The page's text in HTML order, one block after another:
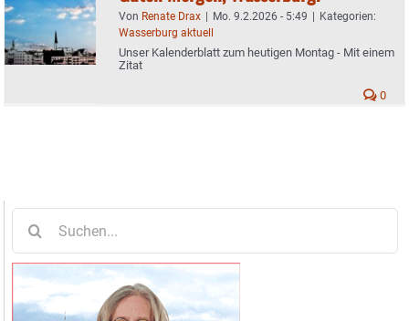
Von Renate Drax | Mo. 9.2.2026 - 5:49 | Kategorien:
Wasserburg aktuell
Unser Kalenderblatt zum heutigen Montag - Mit einem
Zitat
0
nach: